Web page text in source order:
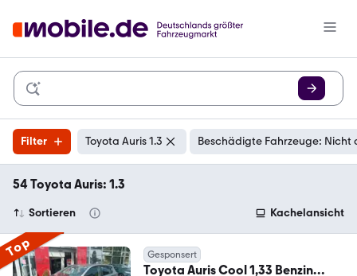
Filter Toyota Auris 1.3 Beschädigte Fahrzeuge: Nicht
54 Toyota Auris: 1.3
Sortieren Kachelansicht
Top Gesponsert
Toyota Auris Cool 1,33 Benzin